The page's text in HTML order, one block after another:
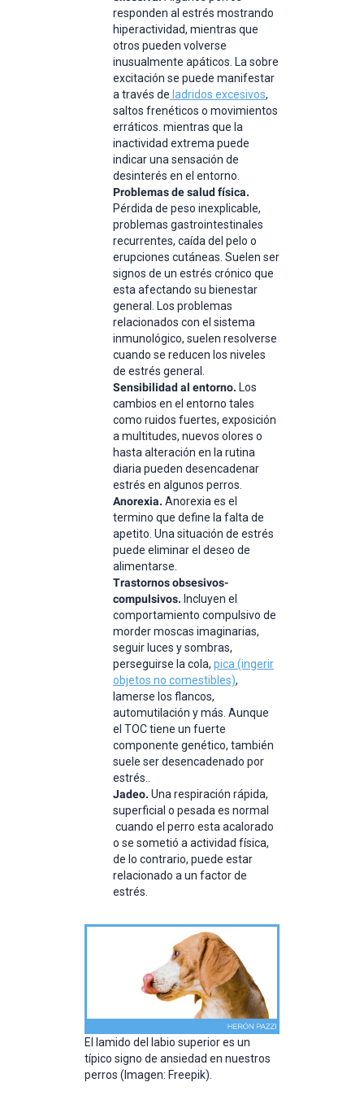
responden al estrés mostrando
hiperactividad, mientras que
otros pueden volverse
inusualmente apáticos. La sobre
excitación se puede manifestar
a través de ladridos excesivos,
saltos frenéticos o movimientos
erráticos. mientras que la
inactividad extrema puede
indicar una sensación de
desinterés en el entorno.
Problemas de salud física.
Pérdida de peso inexplicable,
problemas gastrointestinales
recurrentes, caída del pelo o
erupciones cutáneas. Suelen ser
signos de un estrés crónico que
esta afectando su bienestar
general. Los problemas
relacionados con el sistema
inmunológico, suelen resolverse
cuando se reducen los niveles
de estrés general.
Sensibilidad al entorno. Los
cambios en el entorno tales
como ruidos fuertes, exposición
a multitudes, nuevos olores o
hasta alteración en la rutina
diaria pueden desencadenar
estrés en algunos perros.
Anorexia. Anorexia es el
termino que define la falta de
apetito. Una situación de estrés
puede eliminar el deseo de
alimentarse.
Trastornos obsesivos-
compulsivos. Incluyen el
comportamiento compulsivo de
morder moscas imaginarias,
seguir luces y sombras,
perseguirse la cola, pica (ingerir
objetos no comestibles),
lamerse los flancos,
automutilación y más. Aunque
el TOC tiene un fuerte
componente genético, también
suele ser desencadenado por
estrés..
Jadeo. Una respiración rápida,
superficial o pesada es normal
cuando el perro esta acalorado
o se sometió a actividad física,
de lo contrario, puede estar
relacionado a un factor de
estrés.
El lamido del labio superior es un
típico signo de ansiedad en nuestros
perros (Imagen: Freepik).